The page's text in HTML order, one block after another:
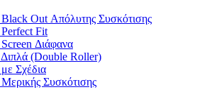
Out Απόλυτης Συσκότισης
Fit
Διάφανα
(Double Roller)
Σχέδια
Συσκότισης